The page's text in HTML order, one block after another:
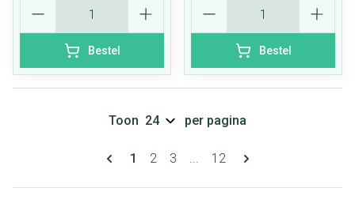
Bestel Bestel
Pagina's
U lees momenteel pagina
1 Pagina
2 Pagina
3 ... Pagina
12
Toon per pagina